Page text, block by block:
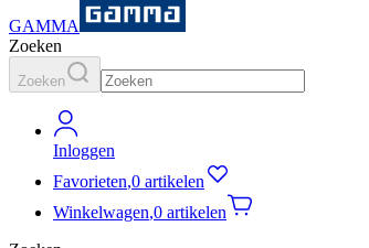
GAMMA
Zoeken
Zoeken
Inloggen
Favorieten,0 artikelen
Winkelwagen,0 artikelen